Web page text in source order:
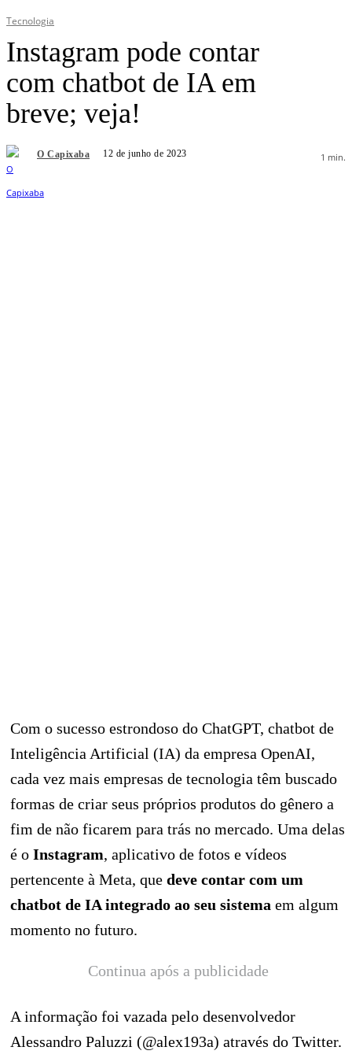
Tecnologia
Instagram pode contar
com chatbot de IA em
breve; veja!
O Capixaba 12 de junho de 2023 1 min.
Com o sucesso estrondoso do ChatGPT, chatbot de
Inteligência Artificial (IA) da empresa OpenAI,
cada vez mais empresas de tecnologia têm buscado
formas de criar seus próprios produtos do gênero a
fim de não ficarem para trás no mercado. Uma delas
é o Instagram, aplicativo de fotos e vídeos
pertencente à Meta, que deve contar com um
chatbot de IA integrado ao seu sistema em algum
momento no futuro.
Continua após a publicidade
A informação foi vazada pelo desenvolvedor
Alessandro Paluzzi (@alex193a) através do Twitter.